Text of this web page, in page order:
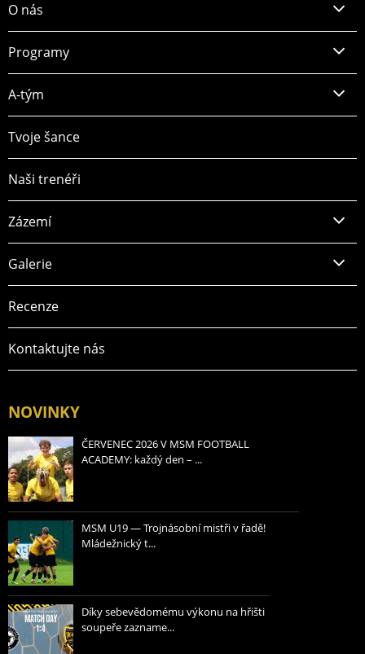
NOVINKY
ČERVENEC 2026 V MSM FOOTBALL
ACADEMY: každý den – ...
MSM U19 — Trojnásobní mistři v řadě!
Mládežnický t...
Díky sebevědomému výkonu na hřišti
soupeře zazname...
O nás
Programy
A-tým
Tvoje šance
Naši trenéři
Zázemí
Galerie
Recenze
Kontaktujte nás